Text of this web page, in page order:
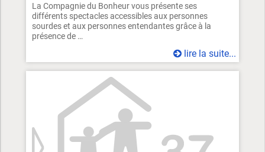
La Compagnie du Bonheur vous présente ses
différents spectacles accessibles aux personnes
sourdes et aux personnes entendantes grâce à la
présence de …
lire la suite...